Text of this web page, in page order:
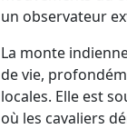
un observateur
La monte
de vie,
locales. Elle est
où les cavaliers